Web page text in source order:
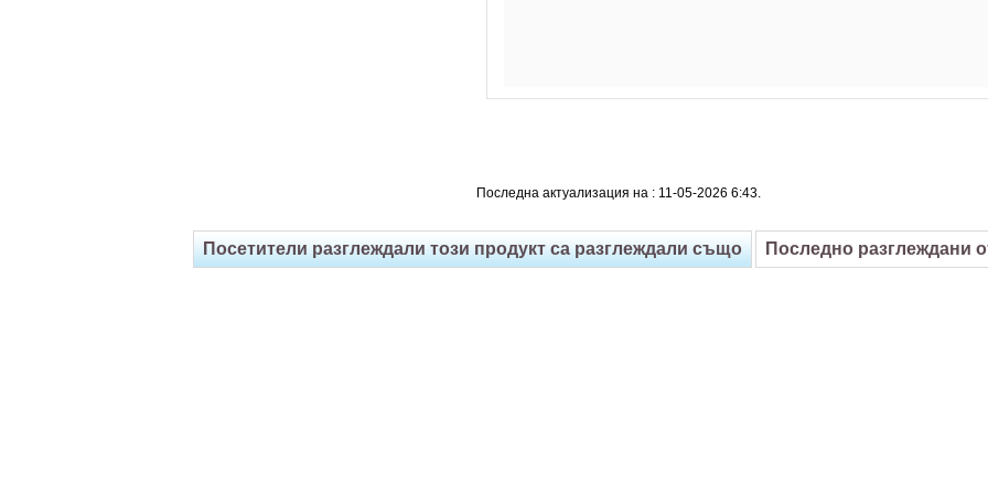
Последна актуализация на : 11-05-2026 6:43.
Посетители разглеждали този продукт са разглеждали също Последно разглеждани